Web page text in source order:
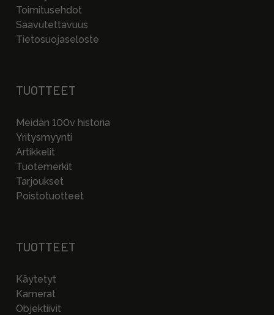
Toimitusehdot
Saavutettavuus
Tietosuojaseloste
TUOTTEET
Meidän 100v historia
Yritysmyynti
Artikkelit
Tuotemerkit
Tarjoukset
Poistotuotteet
TUOTTEET
Käytetyt
Kamerat
Objektiivit